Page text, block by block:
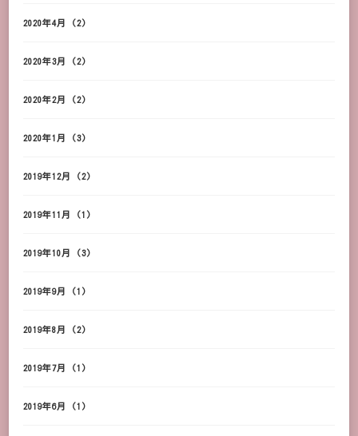
2020年4月 (2)
2020年3月 (2)
2020年2月 (2)
2020年1月 (3)
2019年12月 (2)
2019年11月 (1)
2019年10月 (3)
2019年9月 (1)
2019年8月 (2)
2019年7月 (1)
2019年6月 (1)